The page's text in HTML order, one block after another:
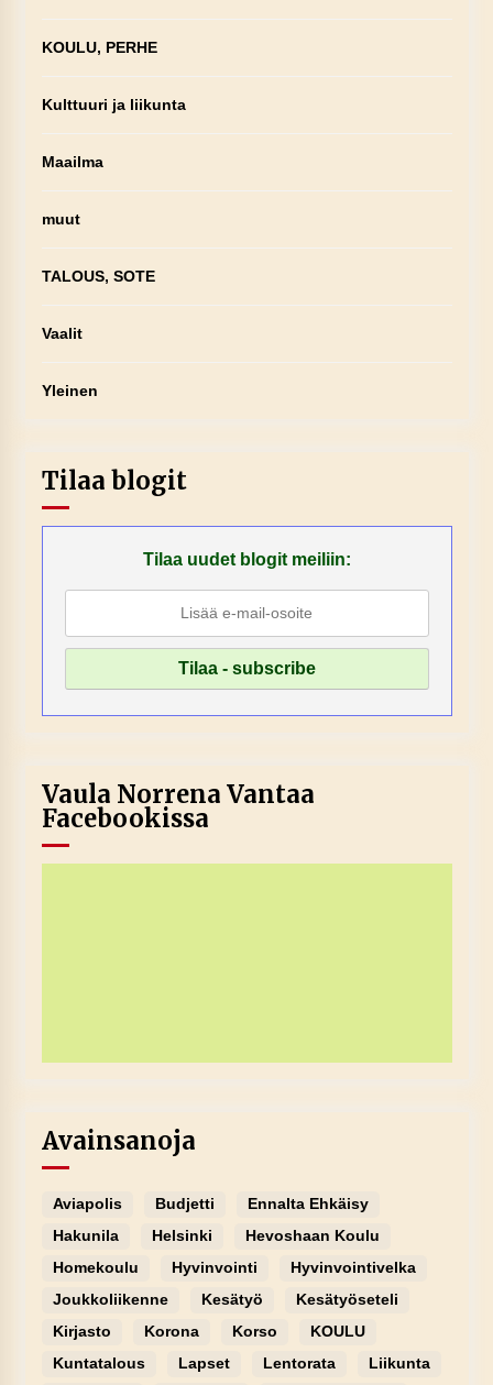
KOULU, PERHE
Kulttuuri ja liikunta
Maailma
muut
TALOUS, SOTE
Vaalit
Yleinen
Tilaa blogit
Tilaa uudet blogit meiliin:
Vaula Norrena Vantaa
Facebookissa
Avainsanoja
Aviapolis Budjetti
Ennalta Ehkäisy
Hakunila
Helsinki
Hevoshaan Koulu
Homekoulu
Hyvinvointi
Hyvinvointivelka
Joukkoliikenne
Kesätyö
Kesätyöseteli
Kirjasto
Korona Korso
KOULU
Kuntatalous
Lapset Lentorata
Liikunta